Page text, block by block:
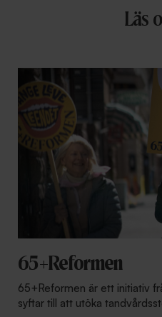
Läs
65+Reformen
65+Reformen är ett initiativ
syftar till att utöka